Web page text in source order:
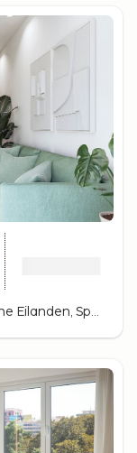
Las Palmas de Gran Canaria, Canarische Eilanden, Spanje